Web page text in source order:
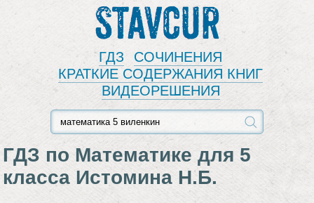
Stavcur
ГДЗ
СОЧИНЕНИЯ
КРАТКИЕ СОДЕРЖАНИЯ КНИГ
ВИДЕОРЕШЕНИЯ
ГДЗ по Математике для 5
класса Истомина Н.Б.